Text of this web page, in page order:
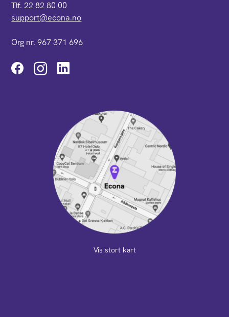
Tlf. 22 82 80 00
support@econa.no
Org nr. 967 371 696
Instagram
Vis stort kart